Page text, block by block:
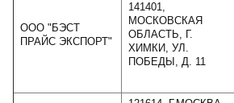
ООО "БЭСТ
ПРАЙС ЭКСПОРТ"
141401,
МОСКОВСКАЯ
ОБЛАСТЬ, Г.
ХИМКИ, УЛ.
ПОБЕДЫ, Д. 11